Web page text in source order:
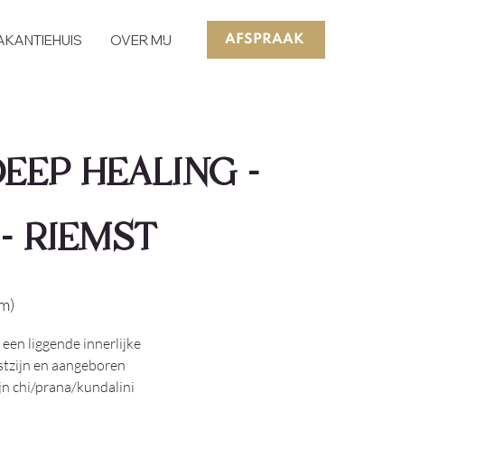
OVER MIJ AFSPRAAK
HEALING -
RIEMST
liggende innerlijke
en aangeboren
chi/prana/kundalini